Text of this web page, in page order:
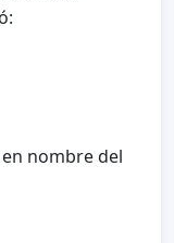
nombre del